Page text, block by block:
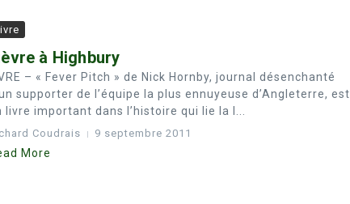
à Highbury
– « Fever Pitch » de Nick Hornby, journal désenchanté
supporter de l’équipe la plus ennuyeuse d’Angleterre, est
livre important dans l’histoire qui lie la l...
Coudrais 9 septembre 2011
More